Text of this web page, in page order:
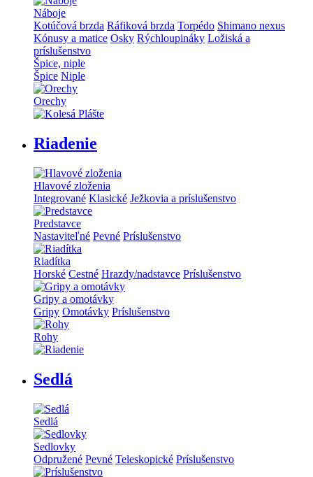
Náboje
Kotúčová brzda Ráfiková brzda Torpédo Shimano nexus
Kónusy a matice Osky Rýchloupináky Ložiská a
príslušenstvo
Špice, niple
Špice Niple
Orechy
Riadenie
Hlavové zloženia
Integrované Klasické Ježkovia a príslušenstvo
Predstavce
Nastaviteľné Pevné Príslušenstvo
Riadítka
Horské Cestné Hrazdy/nadstavce Príslušenstvo
Gripy a omotávky
Gripy Omotávky Príslušenstvo
Rohy
Sedlá
Sedlá
Sedlovky
Odpružené Pevné Teleskopické Príslušenstvo